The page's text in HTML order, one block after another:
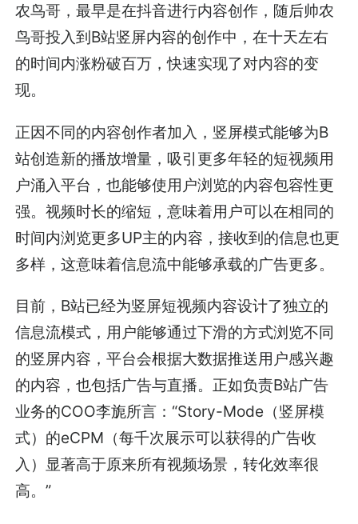
农鸟哥，最早是在抖音进行内容创作，随后帅农
鸟哥投入到B站竖屏内容的创作中，在十天左右
的时间内涨粉破百万，快速实现了对内容的变
现。
正因不同的内容创作者加入，竖屏模式能够为B
站创造新的播放增量，吸引更多年轻的短视频用
户涌入平台，也能够使用户浏览的内容包容性更
强。视频时长的缩短，意味着用户可以在相同的
时间内浏览更多UP主的内容，接收到的信息也更
多样，这意味着信息流中能够承载的广告更多。
目前，B站已经为竖屏短视频内容设计了独立的
信息流模式，用户能够通过下滑的方式浏览不同
的竖屏内容，平台会根据大数据推送用户感兴趣
的内容，也包括广告与直播。正如负责B站广告
业务的COO李旎所言：“Story-Mode（竖屏模
式）的eCPM（每千次展示可以获得的广告收
入）显著高于原来所有视频场景，转化效率很
高。”